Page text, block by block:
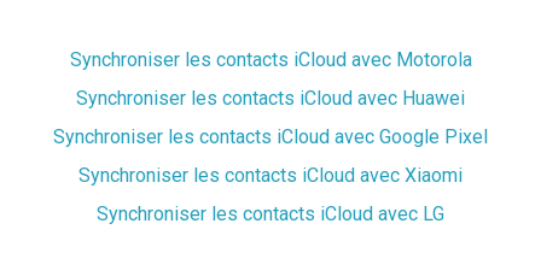
Synchroniser les contacts iCloud avec Motorola
Synchroniser les contacts iCloud avec Huawei
Synchroniser les contacts iCloud avec Google Pixel
Synchroniser les contacts iCloud avec Xiaomi
Synchroniser les contacts iCloud avec LG